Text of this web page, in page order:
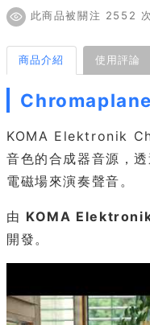
此商品被關注 2552 次
商品介紹 使用評論
Chromaplane
KOMA Elektronik
音色的合成器音源，
電磁場來演奏聲音。
由 KOMA
開發。